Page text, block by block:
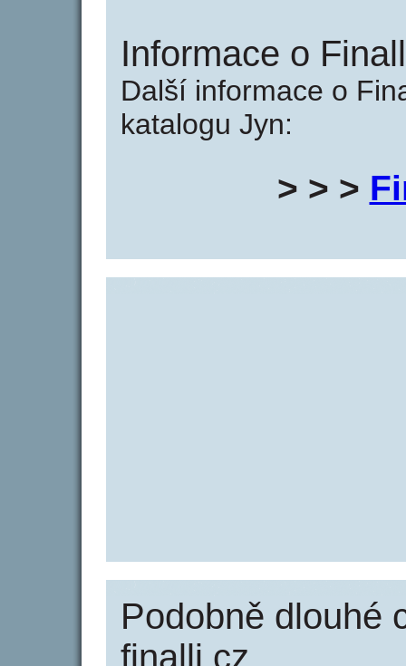
Informace o
Další informace o
katalogu Jyn:
> > >
Podobně dlouhé
finalli.cz